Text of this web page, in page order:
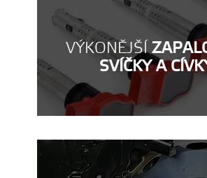
VÝKONĚJŠÍ
SVÍČKY A